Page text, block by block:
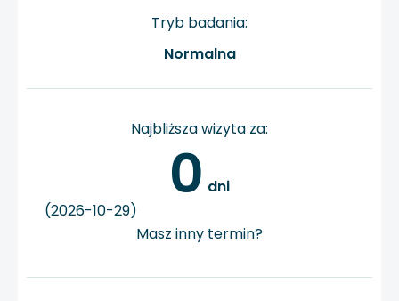
Tryb badania:
Normalna
Najbliższa wizyta za:
0 dni
(2026-10-29)
Masz inny termin?